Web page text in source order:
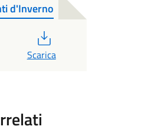
d'Inverno
Scarica